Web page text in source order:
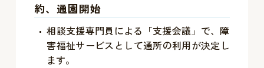
約、通園開始
相談支援専門員による「支援会議」で、障
害福祉サービスとして通所の利用が決定し
ます。